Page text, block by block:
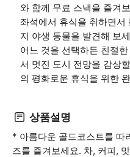
와 함께 무료 스낵을 즐겨
좌석에서 휴식을 취하면서
지 야생 동물을 발견해 보
어느 것을 선택하든 친절
서 멋진 도시 전망을 감상
의 평화로운 휴식을 위한
상품설명
* 아름다운 골드코스트를 따
즈를 즐겨보세요. 차, 커피,